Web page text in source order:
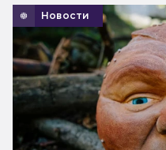
Новости